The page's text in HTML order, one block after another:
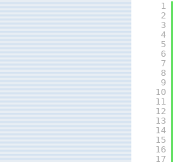
1
2
3
4
5
6
7
8
9
10
11
12
13
14
15
16
17